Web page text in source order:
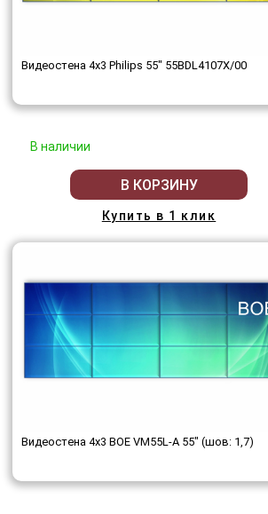
Видеостена 4x3 Philips 55" 55BDL4107X/00
В наличии
В КОРЗИНУ
Купить в 1 клик
Видеостена 4x3 BOE VM55L-A 55" (шов: 1,7)